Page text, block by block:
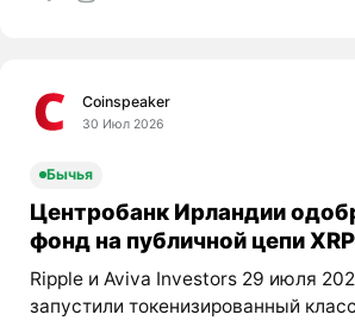
Coinspeaker
30 Июл 2026
Бычья
Центробанк Ирландии
фонд на публичной цепи
Ripple и Aviva Investors 29 июля
запустили токенизированный